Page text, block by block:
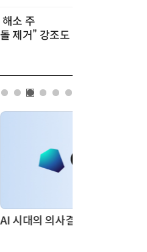
소 주
제거” 강조도
AI 시대의 의사결정을 바꾸는 수리최적화(Optimization): 실제 산업 적용 사례와 활용 전략